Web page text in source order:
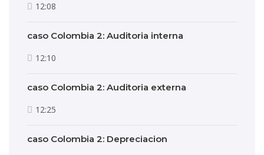
12:08
caso Colombia 2: Auditoria interna
12:10
caso Colombia 2: Auditoria externa
12:25
caso Colombia 2: Depreciacion